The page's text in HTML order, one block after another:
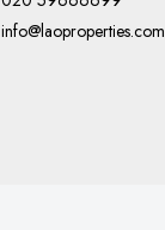
info@laoproperties.com